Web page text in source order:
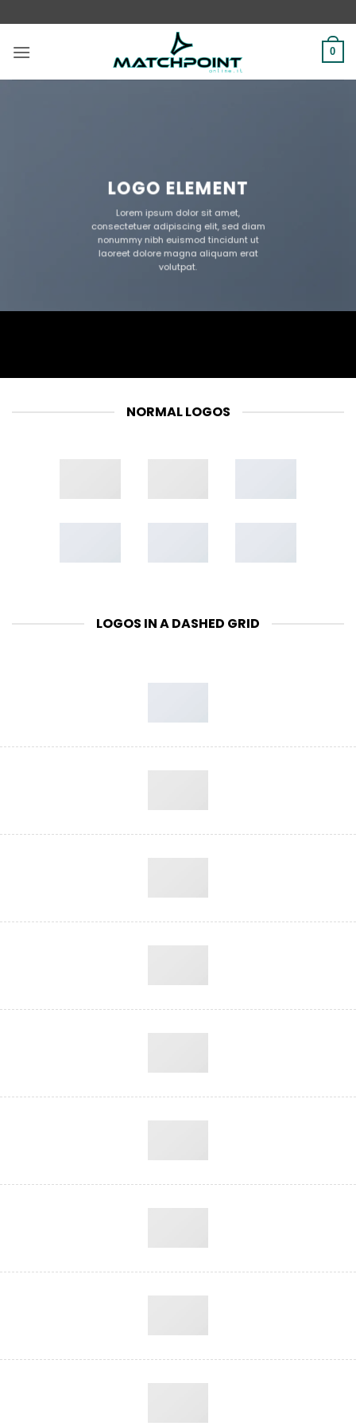
ai
contenuti
0
LOGO ELEMENT
Lorem ipsum dolor sit amet,
consectetuer adipiscing elit, sed diam
nonummy nibh euismod tincidunt ut
laoreet dolore magna aliquam erat
volutpat.
NORMAL LOGOS
LOGOS IN A DASHED GRID